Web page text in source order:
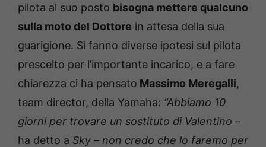
pilota al suo posto bisogna mettere qualcuno
sulla moto del Dottore in attesa della sua
guarigione. Si fanno diverse ipotesi sul pilota
prescelto per l’importante incarico, e a fare
chiarezza ci ha pensato Massimo Meregalli,
team director, della Yamaha: “Abbiamo 10
giorni per trovare un sostituto di Valentino –
ha detto a Sky – non credo che lo faremo per